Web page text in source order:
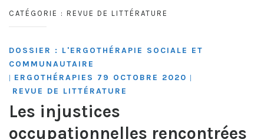
CATÉGORIE : REVUE DE LITTÉRATURE
DOSSIER : L'ERGOTHÉRAPIE SOCIALE ET
COMMUNAUTAIRE
| ERGOTHÉRAPIES 79 OCTOBRE 2020 |
REVUE DE LITTÉRATURE
Les injustices
occupationnelles rencontrées